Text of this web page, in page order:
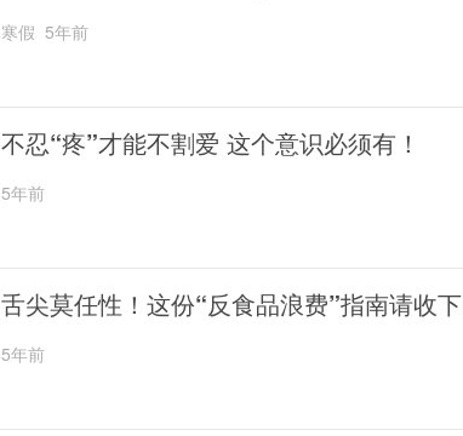
寒假 5年前
不忍“疼”才能不割爱 这个意识必须有！
5年前
舌尖莫任性！这份“反食品浪费”指南请收下
5年前